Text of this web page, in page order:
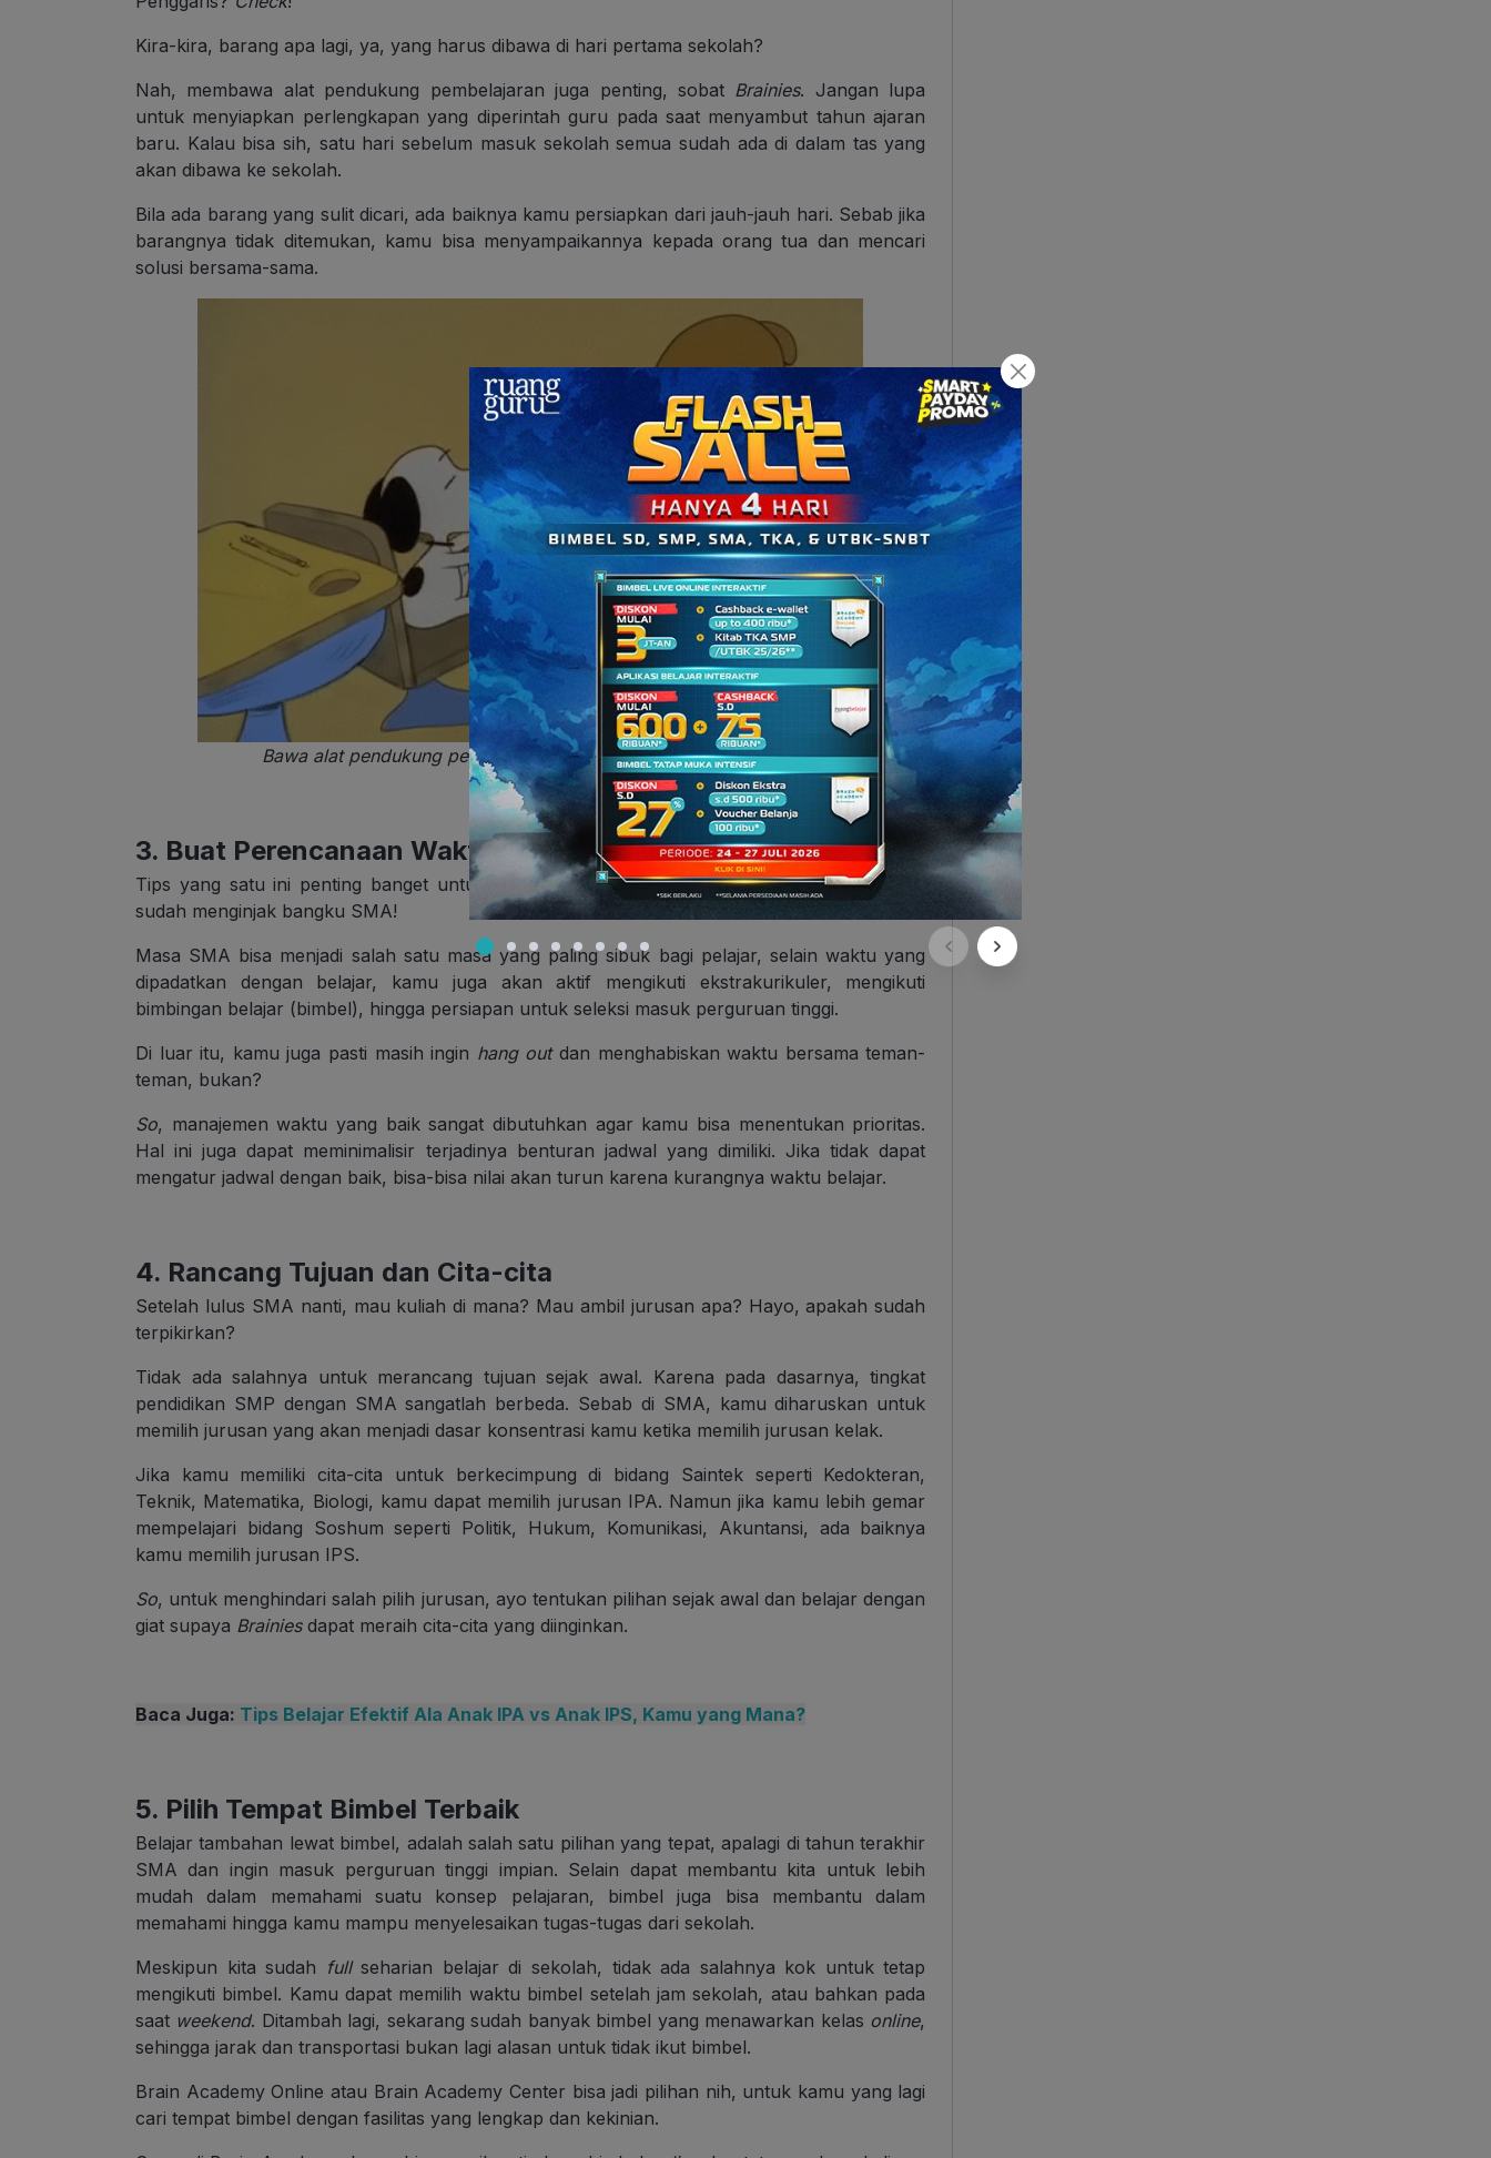
Kira-kira, barang apa lagi, ya, yang harus dibawa di hari pertama sekolah?
Nah, membawa alat pendukung pembelajaran juga penting, sobat Brainies. Jangan lupa
untuk menyiapkan perlengkapan yang diperintah guru pada saat menyambut tahun ajaran
baru. Kalau bisa sih, satu hari sebelum masuk sekolah semua sudah ada di dalam tas yang
akan dibawa ke sekolah.
Bila ada barang yang sulit dicari, ada baiknya kamu persiapkan dari jauh-jauh hari. Sebab jika
barangnya tidak ditemukan, kamu bisa menyampaikannya kepada orang tua dan mencari
solusi bersama-sama.
Bawa alat pendukung pembelajaran dengan lengkap (gifer.com)
3. Buat Perencanaan Waktu
Tips yang satu ini penting banget untuk diterapkan, khususnya untuk sobatBrainiesyang
sudah menginjak bangku SMA!
Masa SMA bisa menjadi salah satu masa yang paling sibuk bagi pelajar, selain waktu yang
dipadatkan dengan belajar, kamu juga akan aktif mengikuti ekstrakurikuler, mengikuti
bimbingan belajar (bimbel), hingga persiapan untuk seleksi masuk perguruan tinggi.
Di luar itu, kamu juga pasti masih ingin hang out dan menghabiskan waktu bersama teman-
teman, bukan?
So, manajemen waktu yang baik sangat dibutuhkan agar kamu bisa menentukan prioritas.
Hal ini juga dapat meminimalisir terjadinya benturan jadwal yang dimiliki. Jika tidak dapat
mengatur jadwal dengan baik, bisa-bisa nilai akan turun karena kurangnya waktu belajar.
4. Rancang Tujuan dan Cita-cita
Setelah lulus SMA nanti, mau kuliah di mana? Mau ambil jurusan apa? Hayo, apakah sudah
terpikirkan?
Tidak ada salahnya untuk merancang tujuan sejak awal. Karena pada dasarnya, tingkat
pendidikan SMP dengan SMA sangatlah berbeda. Sebab di SMA, kamu diharuskan untuk
memilih jurusan yang akan menjadi dasar konsentrasi kamu ketika memilih jurusan kelak.
Jika kamu memiliki cita-cita untuk berkecimpung di bidang Saintek seperti Kedokteran,
Teknik, Matematika, Biologi, kamu dapat memilih jurusan IPA. Namun jika kamu lebih gemar
mempelajari bidang Soshum seperti Politik, Hukum, Komunikasi, Akuntansi, ada baiknya
kamu memilih jurusan IPS.
So, untuk menghindari salah pilih jurusan, ayo tentukan pilihan sejak awal dan belajar dengan
giat supaya Brainiesdapat meraih cita-cita yang diinginkan.
Baca Juga: Tips Belajar Efektif Ala Anak IPA vs Anak IPS, Kamu yang Mana?
5. Pilih Tempat Bimbel Terbaik
Belajar tambahan lewat bimbel, adalah salah satu pilihan yang tepat, apalagi di tahun terakhir
SMA dan ingin masuk perguruan tinggi impian. Selain dapat membantu kita untuk lebih
mudah dalam memahami suatu konsep pelajaran, bimbel juga bisa membantu dalam
memahami hingga kamu mampu menyelesaikan tugas-tugas dari sekolah.
Meskipun kita sudah fullseharian belajar di sekolah, tidak ada salahnya kok untuk tetap
mengikuti bimbel. Kamu dapat memilih waktu bimbel setelah jam sekolah, atau bahkan pada
saat weekend. Ditambah lagi, sekarang sudah banyak bimbel yang menawarkan kelas online,
sehingga jarak dan transportasi bukan lagi alasan untuk tidak ikut bimbel.
Brain Academy Online atau Brain Academy Center bisa jadi pilihan nih, untuk kamu yang lagi
cari tempat bimbel dengan fasilitas yang lengkap dan kekinian.